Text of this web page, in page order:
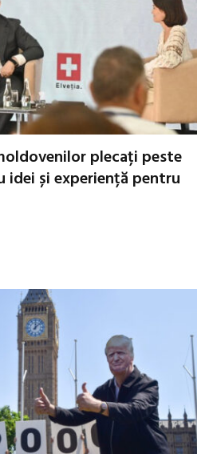
plecați peste
idei și experiență pentru